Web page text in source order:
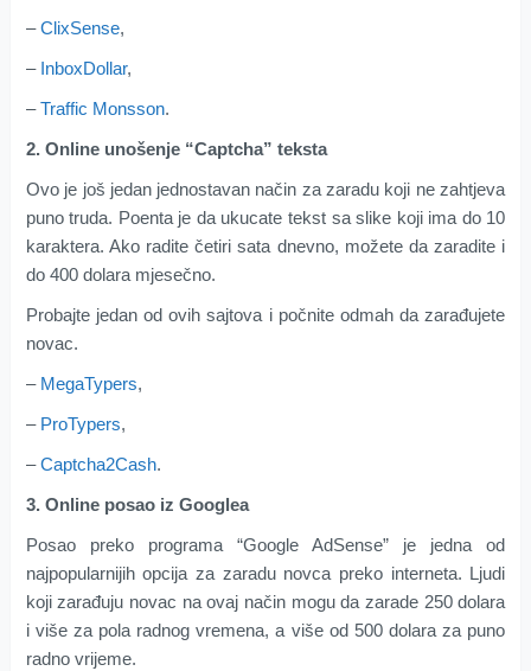
–ClixSense,
– InboxDollar,
–Traffic Monsson.
2. Online unošenje “Captcha” teksta
Ovo je još jedan jednostavan način za zaradu koji ne zahtjeva
puno truda. Poenta je da ukucate tekst sa slike koji ima do 10
karaktera. Ako radite četiri sata dnevno, možete da zaradite i
do 400 dolara mjesečno.
Probajte jedan od ovih sajtova i počnite odmah da zarađujete
novac.
– MegaTypers,
– ProTypers,
–Captcha2Cash.
3. Online posao iz Googlea
Posao preko programa “Google AdSense” je jedna od
najpopularnijih opcija za zaradu novca preko interneta. Ljudi
koji zarađuju novac na ovaj način mogu da zarade 250 dolara
i više za pola radnog vremena, a više od 500 dolara za puno
radno vrijeme.